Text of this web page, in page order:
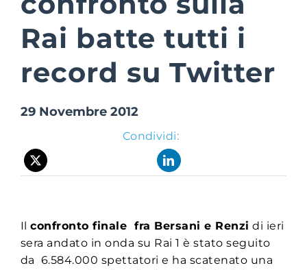
Suite Login
Rai batte tutti i
record su Twitter
29 Novembre 2012
Condividi:
Ilconfronto finale fra Bersani e Renzi di ieri
sera andato in onda su Rai 1 è stato seguito
da 6.584.000 spettatori e ha scatenato una